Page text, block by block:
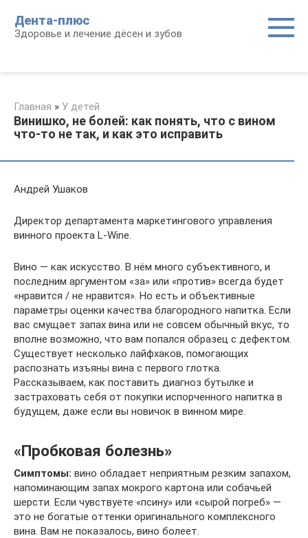
контенту
Дента-плюс
Здоровье и лечение дёсен и зубов
Главная » У детей
Винишко, не болей: как понять, что с вином
что-то не так, и как это исправить
Андрей Ушаков
Директор департамента маркетингового управления
винного проекта L-Wine.
Вино — как искусство. В нём много субъективного, и
последним аргументом «за» или «против» всегда будет
«нравится / не нравится». Но есть и объективные
параметры оценки качества благородного напитка. Если
вас смущает запах вина или не совсем обычный вкус, то
вполне возможно, что вам попался образец с дефектом.
Существует несколько лайфхаков, помогающих
распознать изъяны вина с первого глотка.
Рассказываем, как поставить диагноз бутылке и
застраховать себя от покупки испорченного напитка в
будущем, даже если вы новичок в винном мире.
«Пробковая болезнь»
Симптомы: вино обладает неприятным резким запахом,
напоминающим запах мокрого картона или собачьей
шерсти. Если чувствуете «псину» или «сырой погреб» —
это не богатые оттенки оригинального комплексного
вина. Вам не показалось, вино болеет.